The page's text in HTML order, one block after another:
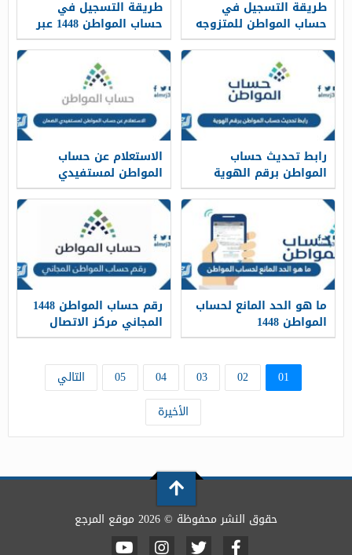
طريقة التسجيل في
حساب المواطن للمتزوجه
1448
طريقة التسجيل في
حساب المواطن 1448 عبر
بوابة ca.gov.sa الإلكترونية
رابط تحديث حساب
المواطن برقم الهوية
1448
الاستعلام عن حساب
المواطن لمستفيدي
الضمان 1448
ما هو الحد المانع لحساب
المواطن 1448
رقم حساب المواطن 1448
المجاني مركز الاتصال
الموحد
01
02
03
04
05
التالي
الأخيرة
حقوق النشر محفوظة © 2026 موقع المرجع